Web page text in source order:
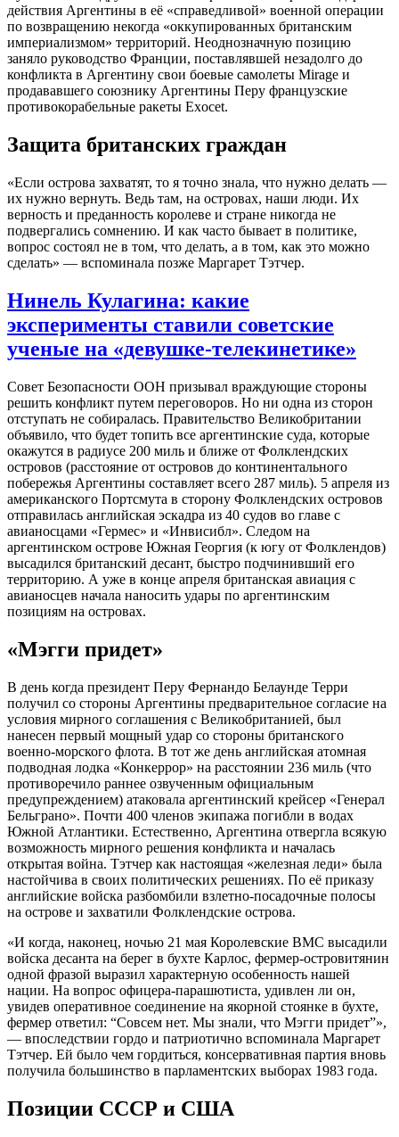
действия Аргентины в её «справедливой» военной операции
по возвращению некогда «оккупированных британским
империализмом» территорий. Неоднозначную позицию
заняло руководство Франции, поставлявшей незадолго до
конфликта в Аргентину свои боевые самолеты Mirage и
продававшего союзнику Аргентины Перу французские
противокорабельные ракеты Exocet.
Защита британских граждан
«Если острова захватят, то я точно знала, что нужно делать —
их нужно вернуть. Ведь там, на островах, наши люди. Их
верность и преданность королеве и стране никогда не
подвергались сомнению. И как часто бывает в политике,
вопрос состоял не в том, что делать, а в том, как это можно
сделать» — вспоминала позже Маргарет Тэтчер.
Нинель Кулагина: какие
эксперименты ставили советские
ученые на «девушке-телекинетике»
Совет Безопасности ООН призывал враждующие стороны
решить конфликт путем переговоров. Но ни одна из сторон
отступать не собиралась. Правительство Великобритании
объявило, что будет топить все аргентинские суда, которые
окажутся в радиусе 200 миль и ближе от Фолклендских
островов (расстояние от островов до континентального
побережья Аргентины составляет всего 287 миль). 5 апреля из
американского Портсмута в сторону Фолклендских островов
отправилась английская эскадра из 40 судов во главе с
авианосцами «Гермес» и «Инвисибл». Следом на
аргентинском острове Южная Георгия (к югу от Фолклендов)
высадился британский десант, быстро подчинивший его
территорию. А уже в конце апреля британская авиация с
авианосцев начала наносить удары по аргентинским
позициям на островах.
«Мэгги придет»
В день когда президент Перу Фернандо Белаунде Терри
получил со стороны Аргентины предварительное согласие на
условия мирного соглашения с Великобританией, был
нанесен первый мощный удар со стороны британского
военно-морского флота. В тот же день английская атомная
подводная лодка «Конкеррор» на расстоянии 236 миль (что
противоречило раннее озвученным официальным
предупреждением) атаковала аргентинский крейсер «Генерал
Бельграно». Почти 400 членов экипажа погибли в водах
Южной Атлантики. Естественно, Аргентина отвергла всякую
возможность мирного решения конфликта и началась
открытая война. Тэтчер как настоящая «железная леди» была
настойчива в своих политических решениях. По её приказу
английские войска разбомбили взлетно-посадочные полосы
на острове и захватили Фолклендские острова.
«И когда, наконец, ночью 21 мая Королевские ВМС высадили
войска десанта на берег в бухте Карлос, фермер-островитянин
одной фразой выразил характерную особенность нашей
нации. На вопрос офицера-парашютиста, удивлен ли он,
увидев оперативное соединение на якорной стоянке в бухте,
фермер ответил: “Совсем нет. Мы знали, что Мэгги придет”»,
— впоследствии гордо и патриотично вспоминала Маргарет
Тэтчер. Ей было чем гордиться, консервативная партия вновь
получила большинство в парламентских выборах 1983 года.
Позиции СССР и США